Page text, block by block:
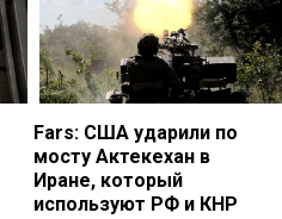
Fars: США ударили по
мосту Актекехан в
Иране, который
используют РФ и КНР